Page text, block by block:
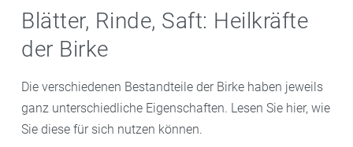
Blätter, Rinde, Saft: Heilkräfte
der Birke
Die verschiedenen Bestandteile der Birke haben jeweils
ganz unterschiedliche Eigenschaften. Lesen Sie hier, wie
Sie diese für sich nutzen können.